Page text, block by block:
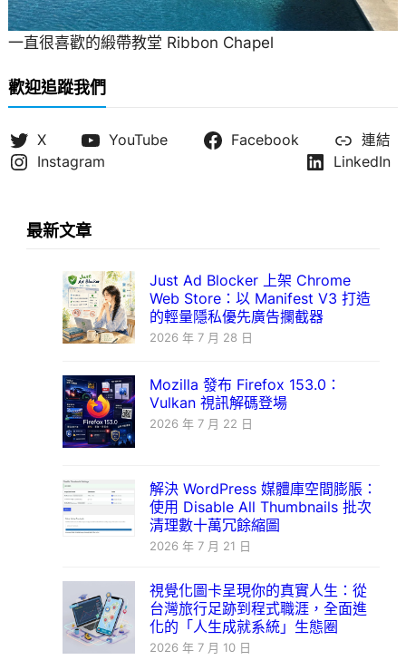
一直很喜歡的緞帶教堂 Ribbon Chapel
歡迎追蹤我們
X YouTube Facebook
連結
Instagram
LinkedIn
最新文章
Just Ad Blocker 上架 Chrome
Web Store：以 Manifest V3 打造
的輕量隱私優先廣告攔截器
2026 年 7 月 28 日
Mozilla 發布 Firefox 153.0：
Vulkan 視訊解碼登場
2026 年 7 月 22 日
解決 WordPress 媒體庫空間膨脹：
使用 Disable All Thumbnails 批次
清理數十萬冗餘縮圖
2026 年 7 月 21 日
視覺化圖卡呈現你的真實人生：從
台灣旅行足跡到程式職涯，全面進
化的「人生成就系統」生態圈
2026 年 7 月 10 日